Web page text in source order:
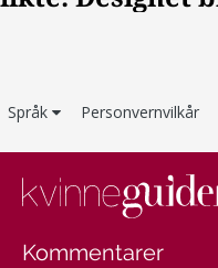
Språk Personvernvilkår
Kommentarer